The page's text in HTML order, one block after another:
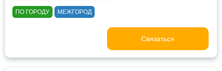
ПО ГОРОДУ МЕЖГОРОД
Связаться